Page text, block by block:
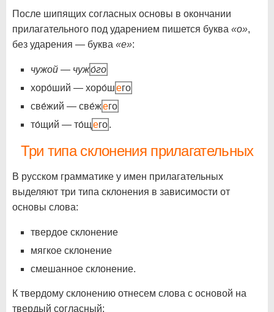
После шипящих согласных основы в окончании
прилагательного под ударением пишется буква «о»,
без ударения — буква «е»:
чужой — чужо́го
хоро́ший — хоро́шего
све́жий — све́жего
то́щий — то́щего.
Три типа склонения прилагательных
В русском грамматике у имен прилагательных
выделяют три типа склонения в зависимости от
основы слова:
твердое склонение
мягкое склонение
смешанное склонение.
К твердому склонению отнесем слова с основой на
твердый согласный: